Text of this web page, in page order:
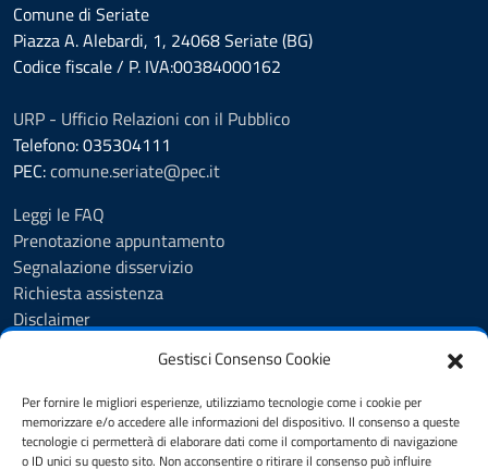
Gestisci Consenso Cookie
Per fornire le migliori esperienze, utilizziamo tecnologie come i cookie per
memorizzare e/o accedere alle informazioni del dispositivo. Il consenso a queste
tecnologie ci permetterà di elaborare dati come il comportamento di navigazione
o ID unici su questo sito. Non acconsentire o ritirare il consenso può influire
Comune di Seriate
Piazza A. Alebardi, 1, 24068 Seriate (BG)
Codice fiscale / P. IVA:00384000162
URP - Ufficio Relazioni con il Pubblico
Telefono: 035304111
PEC:comune.seriate@pec.it
Leggi le FAQ
Prenotazione appuntamento
Segnalazione disservizio
Richiesta assistenza
Disclaimer
Cookie Policy
Informativa privacy
Dichiarazione di accessibilità